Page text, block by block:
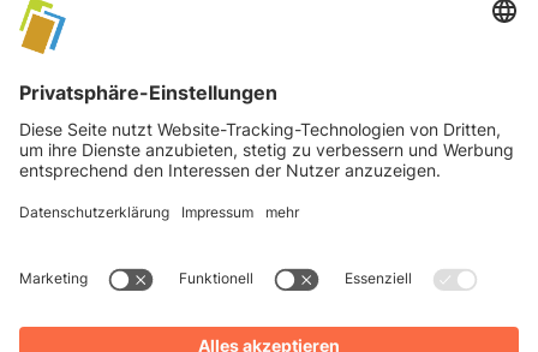
Austrian World Summit 2026
Auf dem Austrian World Summit 2026 präsentierte die SUN
AG ihr Konzept für eine ressourcenschonende Ernährung.